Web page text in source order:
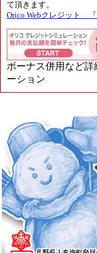
て頂きます。
Orico Webクレジット
ボーナス併用など
ーション